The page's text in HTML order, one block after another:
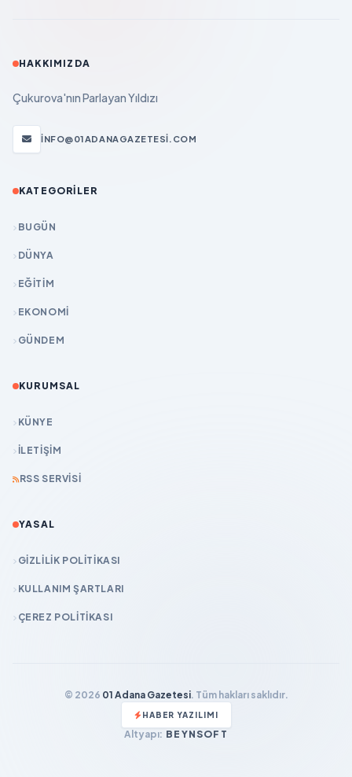
HAKKIMIZDA
Çukurova'nın Parlayan Yıldızı
INFO@01ADANAGAZETESI.COM
KATEGORILER
BUGÜN
DÜNYA
EĞİTİM
EKONOMİ
GÜNDEM
KURUMSAL
KÜNYE
İLETIŞIM
RSS SERVISI
YASAL
GIZLILIK POLITIKASI
KULLANIM ŞARTLARI
ÇEREZ POLITIKASI
© 2026 01 Adana Gazetesi. Tüm hakları saklıdır.
HABER YAZILIMI
Altyapı: BEYNSOFT